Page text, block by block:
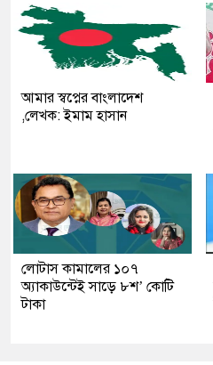
আমার স্বপ্নের বাংলাদেশ
,লেখক: ইমাম হাসান
লোটাস কামালের ১০৭
অ্যাকাউন্টেই সাড়ে ৮শ’ কোটি
টাকা